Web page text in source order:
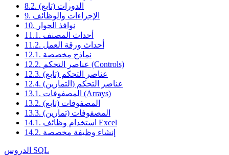
8.2. الدورات (تابع)
9. الإجراءات والوظائف
10. نوافذ الحوار
11.1. أحداث المصنف
11.2. أحداث ورقة العمل
12.1. نماذج مخصصة
12.2. عناصر التحكم (Controls)
12.3. عناصر التحكم (تابع)
12.4. عناصر التحكم (التمارين)
13.1. المصفوفات (Arrays)
13.2. المصفوفات (تابع)
13.3. المصفوفات (تمارين)
14.1. استخدام وظائف Excel
14.2. إنشاء وظيفة مخصصة
الدروس SQL